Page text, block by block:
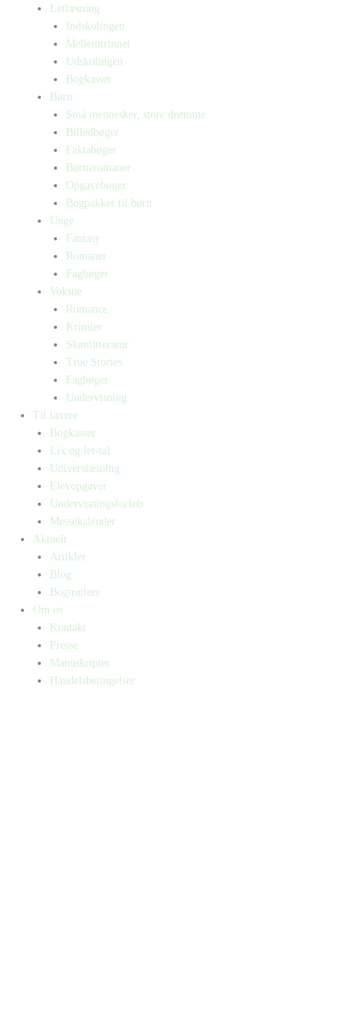
Letlæsning
Indskolingen
Mellemtrinnet
Udskolingen
Bogkasser
Børn
Små mennesker, store drømme
Billedbøger
Faktabøger
Børneromaner
Opgavebøger
Bogpakker til børn
Unge
Fantasy
Romaner
Fagbøger
Voksne
Romance
Krimier
Skønlitteratur
True Stories
Fagbøger
Undervisning
Til lærere
Bogkasser
Lix og let-tal
Universlæsning
Elevopgaver
Undervisningsforløb
Messekalender
Aktuelt
Artikler
Blog
Bogtrailere
Om os
Kontakt
Presse
Manuskripter
Handelsbetingelser